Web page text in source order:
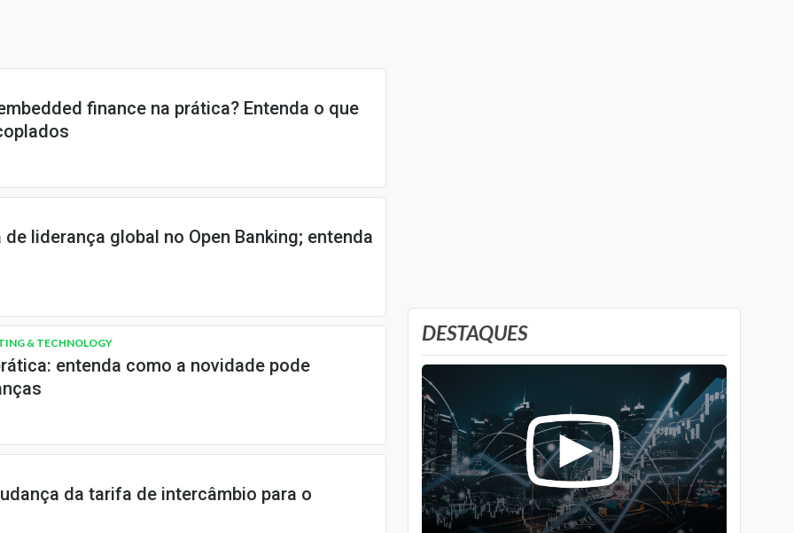
finance na prática? Entenda o que
liderança global no Open Banking; entenda
& TECHNOLOGY
entenda como a novidade pode
da tarifa de intercâmbio para o
DESTAQUES